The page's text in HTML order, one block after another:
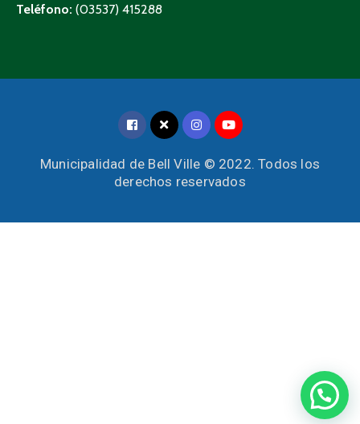
Teléfono: (03537) 415288
Municipalidad de Bell Ville © 2022. Todos los
derechos reservados